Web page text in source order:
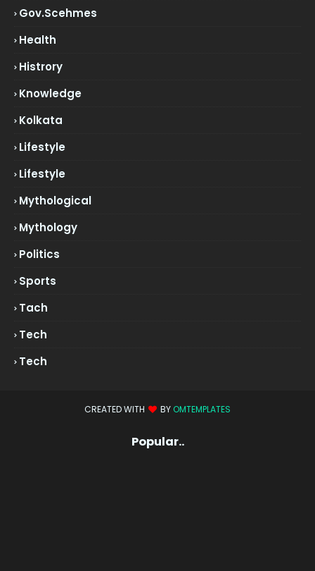
Gov.scehmes
Health
Histrory
Knowledge
Kolkata
Lifestyle
Lifestyle
Mythological
Mythology
Politics
Sports
Tach
Tech
Tech
CREATED WITH BY OMTEMPLATES
Popular..